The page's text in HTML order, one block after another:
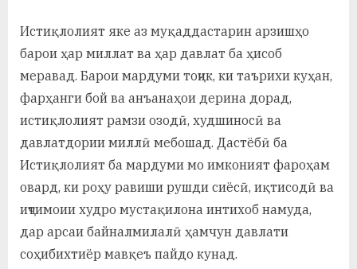
Истиқлолият яке аз муқаддастарин арзишҳо
барои ҳар миллат ва ҳар давлат ба ҳисоб
меравад. Барои мардуми тоҷик, ки таърихи куҳан,
фарҳанги бой ва анъанаҳои дерина дорад,
истиқлолият рамзи озодӣ, худшиносӣ ва
давлатдории миллӣ мебошад. Дастёбӣ ба
Истиқлолият ба мардуми мо имконият фароҳам
овард, ки роҳу равиши рушди сиёсӣ, иқтисодӣ ва
иҷтимоии худро мустақилона интихоб намуда,
дар арсаи байналмилалӣ ҳамчун давлати
соҳибихтиёр мавқеъ пайдо кунад.